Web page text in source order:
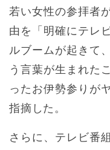
若い女性の参拝者
由を「明確にテレ
ルブームが起きて
う言葉が生まれた
ったお伊勢参りが
指摘した。
さらに、テレビ番